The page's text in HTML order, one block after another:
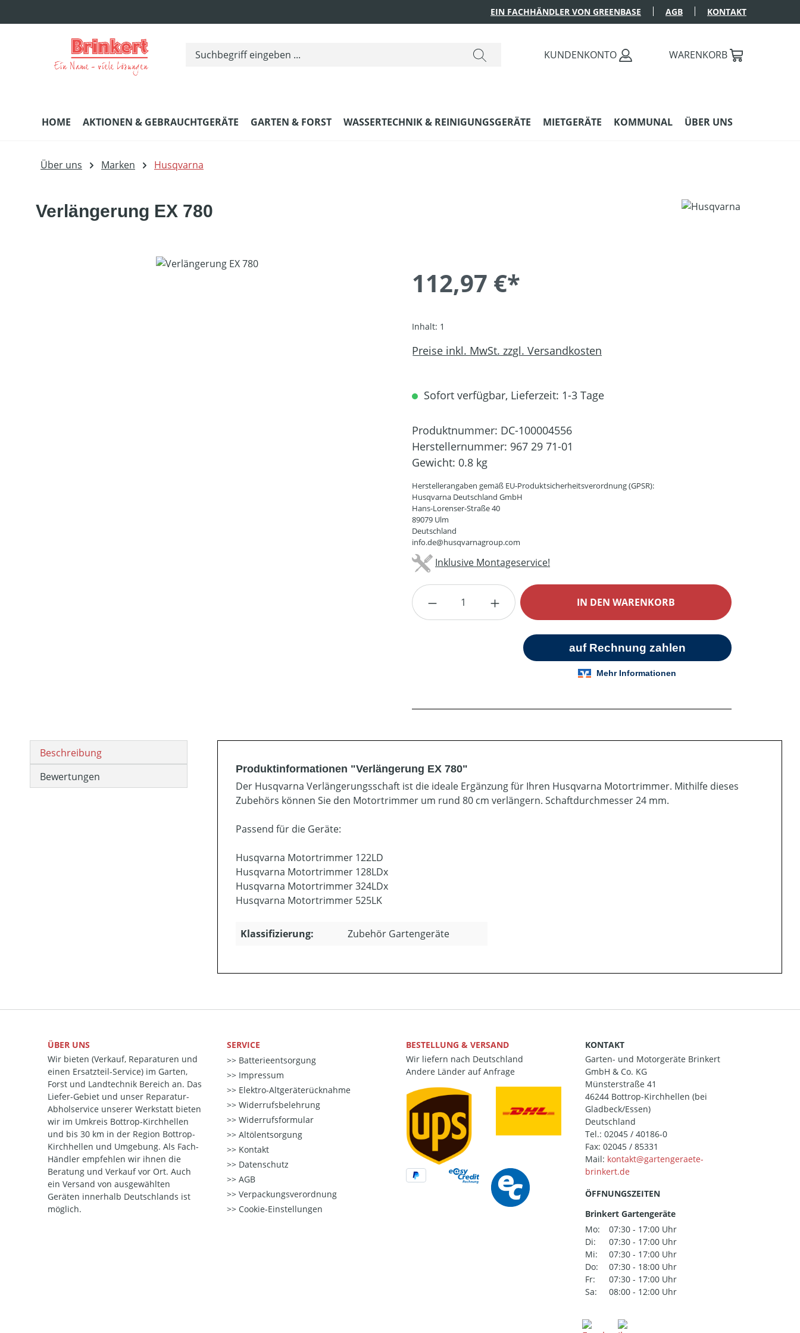
EIN FACHHÄNDLER VON GREENBASE AGB KONTAKT
KUNDENKONTO WARENKORB
HOME AKTIONEN & GEBRAUCHTGERÄTE GARTEN & FORST WASSERTECHNIK & REINIGUNGSGERÄTE MIETGERÄTE KOMMUNAL ÜBER UNS
Über uns Marken Husqvarna
Verlängerung EX 780
112,97 €*
Inhalt: 1
Preise inkl. MwSt. zzgl. Versandkosten
Sofort verfügbar, Lieferzeit: 1-3 Tage
Produktnummer: DC-100004556
Herstellernummer: 967 29 71-01
Gewicht: 0.8 kg
Herstellerangaben gemäß EU-Produktsicherheitsverordnung (GPSR):
Husqvarna Deutschland GmbH
Hans-Lorenser-Straße 40
89079 Ulm
Deutschland
info.de@husqvarnagroup.com
Inklusive Montageservice!
Produkt Anzahl: Gib den gewünschten Wert ein oder
IN DEN WARENKORB
Beschreibung
Bewertungen
Produktinformationen "Verlängerung EX 780"
Der Husqvarna Verlängerungsschaft ist die ideale Ergänzung für Ihren Husqvarna Motortrimmer. Mithilfe dieses
Zubehörs können Sie den Motortrimmer um rund 80 cm verlängern. Schaftdurchmesser 24 mm.
Passend für die Geräte:
Husqvarna Motortrimmer 122LD
Husqvarna Motortrimmer 128LDx
Husqvarna Motortrimmer 324LDx
Husqvarna Motortrimmer 525LK
Klassifizierung: Zubehör Gartengeräte
ÜBER UNS
Wir bieten (Verkauf, Reparaturen und
einen Ersatzteil-Service) im Garten,
Forst und Landtechnik Bereich an. Das
Liefer-Gebiet und unser Reparatur-
Abholservice unserer Werkstatt bieten
wir im Umkreis Bottrop-Kirchhellen
und bis 30 km in der Region Bottrop-
Kirchhellen und Umgebung. Als Fach-
Händler empfehlen wir ihnen die
Beratung und Verkauf vor Ort. Auch
ein Versand von ausgewählten
Geräten innerhalb Deutschlands ist
möglich.
SERVICE
Batterieentsorgung
Impressum
Elektro-Altgeräterücknahme
Widerrufsbelehrung
Widerrufsformular
Altölentsorgung
Kontakt
Datenschutz
AGB
Verpackungsverordnung
Cookie-Einstellungen
BESTELLUNG & VERSAND
Wir liefern nach Deutschland
Andere Länder auf Anfrage
KONTAKT
Garten- und Motorgeräte Brinkert
GmbH & Co. KG
Münsterstraße 41
46244 Bottrop-Kirchhellen (bei
Gladbeck/Essen)
Deutschland
Tel.: 02045 / 40186-0
Fax: 02045 / 85331
Mail:
ÖFFNUNGSZEITEN
Brinkert Gartengeräte
Mo:
07:30 - 17:00 Uhr
Di:
07:30 - 17:00 Uhr
Mi:
07:30 - 17:00 Uhr
Do:
07:30 - 18:00 Uhr
Fr:
07:30 - 17:00 Uhr
Sa:
08:00 - 12:00 Uhr